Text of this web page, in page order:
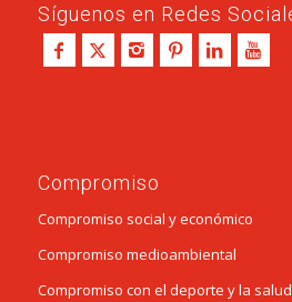
Síguenos en Redes
Compromiso
Compromiso social y económico
Compromiso medioambiental
Compromiso con el deporte y la salud